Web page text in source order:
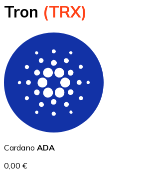
BTC
Ethereum
ETH
Tron (TRX)
Cardano ADA
0,00 €